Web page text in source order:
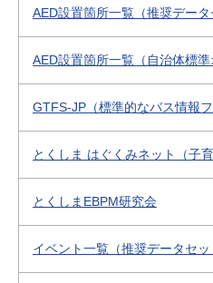
AED設置箇所一覧（推奨データ
AED設置箇所一覧（自治体標準
GTFS-JP（標準的なバス情報フ
とくしま はぐくみネット（子育
とくしまEBPM研究会
イベント一覧（推奨データセッ